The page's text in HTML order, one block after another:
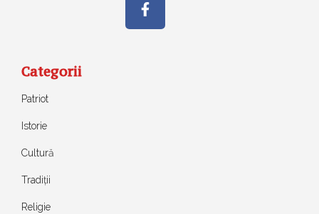
Categorii
Patriot
Istorie
Cultură
Tradiții
Religie